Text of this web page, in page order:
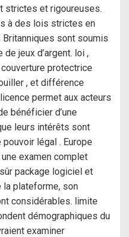
strictes et rigoureuses.
à des lois strictes en
Britanniques sont soumis
jeux d’argent. loi ,
protectrice
, et différence
permet aux acteurs
bénéficier d’une
leurs intérêts sont
légal . Europe
examen complet
package logiciel et
la plateforme, son
considérables. limite
démographiques du
examiner